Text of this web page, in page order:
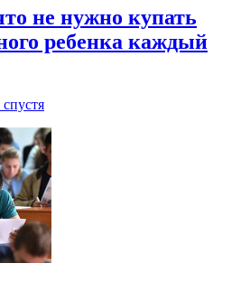
не нужно купать
ребенка каждый
спустя